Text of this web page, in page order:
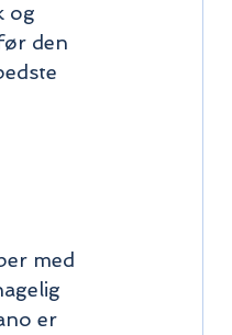
og
den
med
er